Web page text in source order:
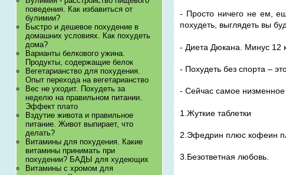
поведения. Как избавиться от
булимии?
Быстро и дешевое похудение в
домашних условиях. Как похудеть
дома?
Варианты белкового ужина.
Продукты, содержащие белок
Вегетарианство для похудения.
Опыт перехода на вегетарианство
Вес не уходит. Похудеть за
неделю на правильном питании.
Эффект плато
Вздутие живота и правильное
питание. Живот выпирает, что
делать?
Витамины для похудения. Какие
витамины принимать при
похудении? БАДЫ для худеющих
Витамины с хромом для
- Просто ничего не ем,
похудеть, выглядеть вы
- Диета Дюкана. Минус 12
- Похудеть без спорта –
- Сейчас самое низменное
1.Жуткие таблетки
2.Эфедрин плюс кофеин
3.Безответная любовь.